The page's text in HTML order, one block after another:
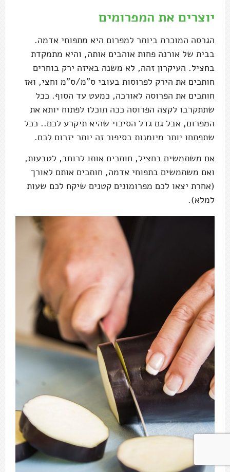
יוצרים את המפרומים
הגרסה המוכרת ביותר למפרום היא מתפוחי אדמה.
בבית של אורנה פחות אוהבים אותה, והיא מתמקדת
בחציל. העיקרון זהה, לא משנה באיזה ירק בוחרים
חותכים את הירק לפרוסות בעובי ס"מ/ס"מ וחצי, ואז
חותכים את הפרוסה לאורכה, כמעט עד הסוף. ככל
שתתקרבו לקצה הפרוסה ככה תוכלו לפתוח יותא את
המפרום, אבל גם גדל הסיכוי שהיא תיקרע לכם.. ככל
שתפתחו יותר מיומנות בסיפור זה יותר יזרום לכם.
אם משתמשים בחציל, חותכים אותו לרוחב, לטבעות,
ואם משתמשים בתפוחי אדמה, חותכים אותם לאורך
(אחרת יצאו לכם מפרומונים קטנים שיקח לכם שעות
למלא).